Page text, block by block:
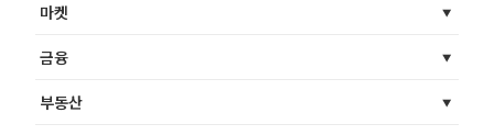
마켓
금융
부동산